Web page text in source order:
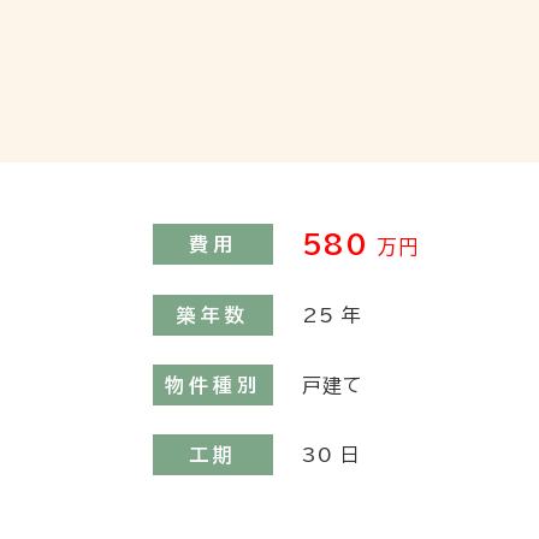
費用 580 万円
築年数 25 年
物件種別 戸建て
工期 30 日